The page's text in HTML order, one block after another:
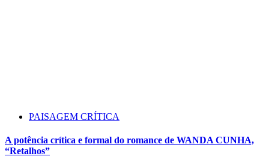
PAISAGEM CRÍTICA
A potência crítica e formal do romance de WANDA CUNHA,
“Retalhos”